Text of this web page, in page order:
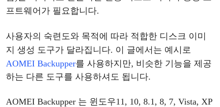
프트웨어가 필요합니다.
사용자의 숙련도와 목적에 따라 적합한 디스크 이미
지 생성 도구가 달라집니다. 이 글에서는 예시로
AOMEI Backupper를 사용하지만, 비슷한 기능을 제공
하는 다른 도구를 사용하셔도 됩니다.
AOMEI Backupper 는 윈도우11, 10, 8.1, 8, 7, Vista, XP